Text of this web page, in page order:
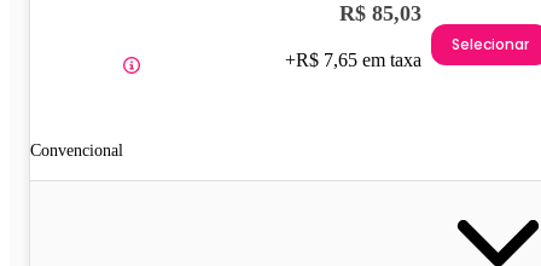
Convencional
R$ 85,03
+R$ 7,65 em taxa
Selecionar